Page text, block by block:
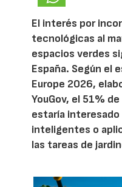
El interés por
tecnológicas al
espacios verdes
España. Según el
Europe 2026,
YouGov, el 51%
estaría
inteligentes o
las tareas de